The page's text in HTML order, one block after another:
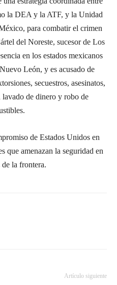
la DEA y la ATF, y la Unidad
para combatir el crimen
del Noreste, sucesor de Los
en los estados mexicanos
León, y es acusado de
secuestros, asesinatos,
de dinero y robo de
de Estados Unidos en
que amenazan la seguridad en
la frontera.
Artículo siguiente